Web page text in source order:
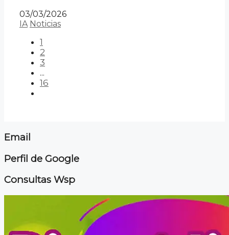
03/03/2026
IA Noticias
1
2
3
...
16
Email
Perfil de Google
Consultas Wsp